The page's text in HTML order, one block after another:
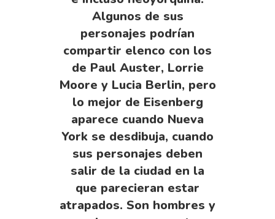
Algunos de sus
personajes podrían
compartir elenco con los
de Paul Auster, Lorrie
Moore y Lucia Berlin, pero
lo mejor de Eisenberg
aparece cuando Nueva
York se desdibuja, cuando
sus personajes deben
salir de la ciudad en la
que parecieran estar
atrapados. Son hombres y